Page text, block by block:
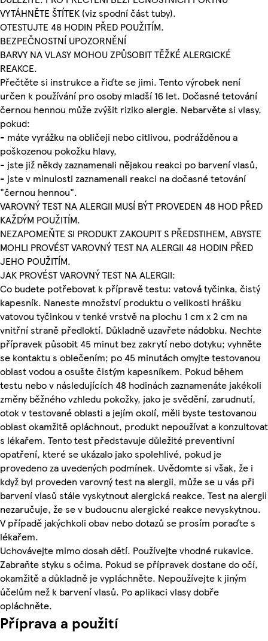
VYTÁHNĚTE ŠTÍTEK (viz spodní část tuby).
OTESTUJTE 48 HODIN PŘED POUŽITÍM.
BEZPEČNOSTNÍ UPOZORNĚNÍ
BARVY NA VLASY MOHOU ZPŮSOBIT TĚŽKÉ ALERGICKÉ
REAKCE.
Přečtěte si instrukce a řiďte se jimi. Tento výrobek není
určen k používání pro osoby mladší 16 let. Dočasné tetování
černou hennou může zvýšit riziko alergie. Nebarvěte si vlasy,
pokud:
- máte vyrážku na obličeji nebo citlivou, podrážděnou a
poškozenou pokožku hlavy,
- jste již někdy zaznamenali nějakou reakci po barvení vlasů,
- jste v minulosti zaznamenali reakci na dočasné tetování
"černou hennou".
VAROVNÝ TEST NA ALERGII MUSÍ BÝT PROVEDEN 48 HOD PŘED
KAŽDÝM POUŽITÍM.
NEZAPOMEŇTE SI PRODUKT ZAKOUPIT S PŘEDSTIHEM, ABYSTE
MOHLI PROVÉST VAROVNÝ TEST NA ALERGII 48 HODIN PŘED
JEHO POUŽITÍM.
JAK PROVÉST VAROVNÝ TEST NA ALERGII:
Co budete potřebovat k přípravě testu: vatová tyčinka, čistý
kapesník. Naneste množství produktu o velikosti hrášku
vatovou tyčinkou v tenké vrstvě na plochu 1 cm x 2 cm na
vnitřní straně předloktí. Důkladně uzavřete nádobku. Nechte
přípravek působit 45 minut bez zakrytí nebo dotyku; vyhněte
se kontaktu s oblečením; po 45 minutách omyjte testovanou
oblast vodou a osušte čistým kapesníkem. Pokud během
testu nebo v následujících 48 hodinách zaznamenáte jakékoli
změny běžného vzhledu pokožky, jako je svědění, zarudnutí,
otok v testované oblasti a jejím okolí, měli byste testovanou
oblast okamžitě opláchnout, produkt nepoužívat a konzultovat
s lékařem. Tento test představuje důležité preventivní
opatření, které se ukázalo jako spolehlivé, pokud je
provedeno za uvedených podmínek. Uvědomte si však, že i
když byl proveden varovný test na alergii, může se u vás při
barvení vlasů stále vyskytnout alergická reakce. Test na alergii
nezaručuje, že se v budoucnu alergické reakce nevyskytnou.
V případě jakýchkoli obav nebo dotazů se prosím poraďte s
lékařem.
Uchovávejte mimo dosah dětí. Používejte vhodné rukavice.
Zabraňte styku s očima. Pokud se přípravek dostane do očí,
okamžitě a důkladně je vypláchněte. Nepoužívejte k jiným
účelům než k barvení vlasů. Po aplikaci vlasy dobře
opláchněte.
Příprava a použití